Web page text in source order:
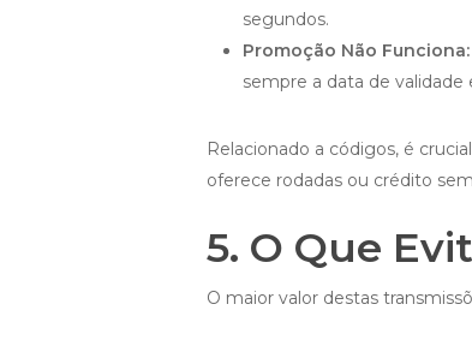
segundos.
Promoção Não Funciona:
sempre a data de
Relacionado a códigos, é
oferece rodadas ou crédito
5. O Que
O maior valor destas